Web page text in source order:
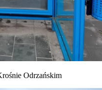
Odrzańskim